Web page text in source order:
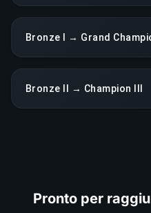
Bronze I → Grand
Bronze II → Champion III
Pronto per